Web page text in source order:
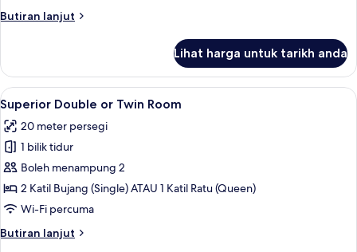
Butiran lanjut
Butiran
Double
Room
Lihat harga untuk tarikh anda
Lihat
semua
foto
untuk
Superior
Double
or
Room
Superior Double or Twin Room |
5
Superior Double or Twin Room
20 meter persegi
1 bilik tidur
Boleh menampung 2
2 Katil Bujang (Single) ATAU 1 Katil Ratu (Queen)
Wi-Fi percuma
Butiran lanjut
Butiran